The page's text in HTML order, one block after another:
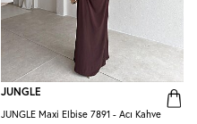
JUNGLE
JUNGLE Maxi Elbise 7891 - Acı Kahve